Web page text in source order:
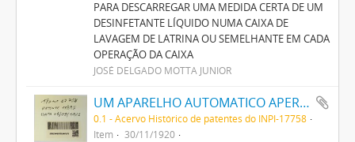
PARA DESCARREGAR UMA MEDIDA CERTA DE UM
DESINFETANTE LÍQUIDO NUMA CAIXA DE
LAVAGEM DE LATRINA OU SEMELHANTE EM CADA
OPERAÇÃO DA CAIXA
JOSÉ DELGADO MOTTA JUNIOR
UM APARELHO AUTOMATICO APERFEIÇOADO PARA DESCARREGAR UMA MEDIDA CERTA DE UM LIQUIDO DESINFECTANTE NUMA CAIXA DE LAVAGEM DE LATRINA OU SEMELHANTE
0.1 - Acervo Histórico de patentes do INPI-17758
Item
30/11/1920